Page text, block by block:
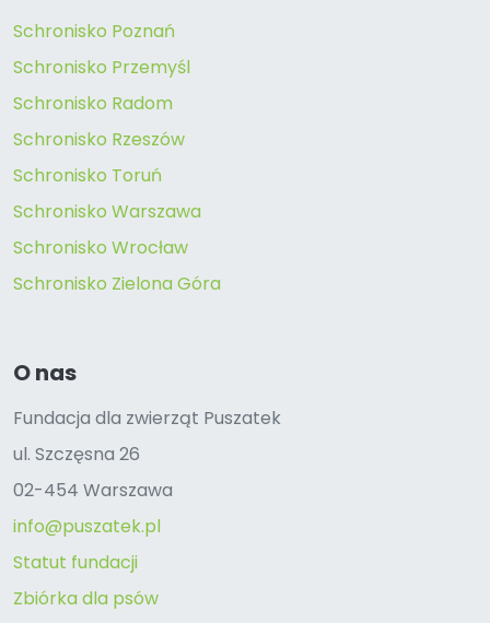
Schronisko Poznań
Schronisko Przemyśl
Schronisko Radom
Schronisko Rzeszów
Schronisko Toruń
Schronisko Warszawa
Schronisko Wrocław
Schronisko Zielona Góra
O nas
Fundacja dla zwierząt Puszatek
ul. Szczęsna 26
02-454 Warszawa
info@puszatek.pl
Statut fundacji
Zbiórka dla psów